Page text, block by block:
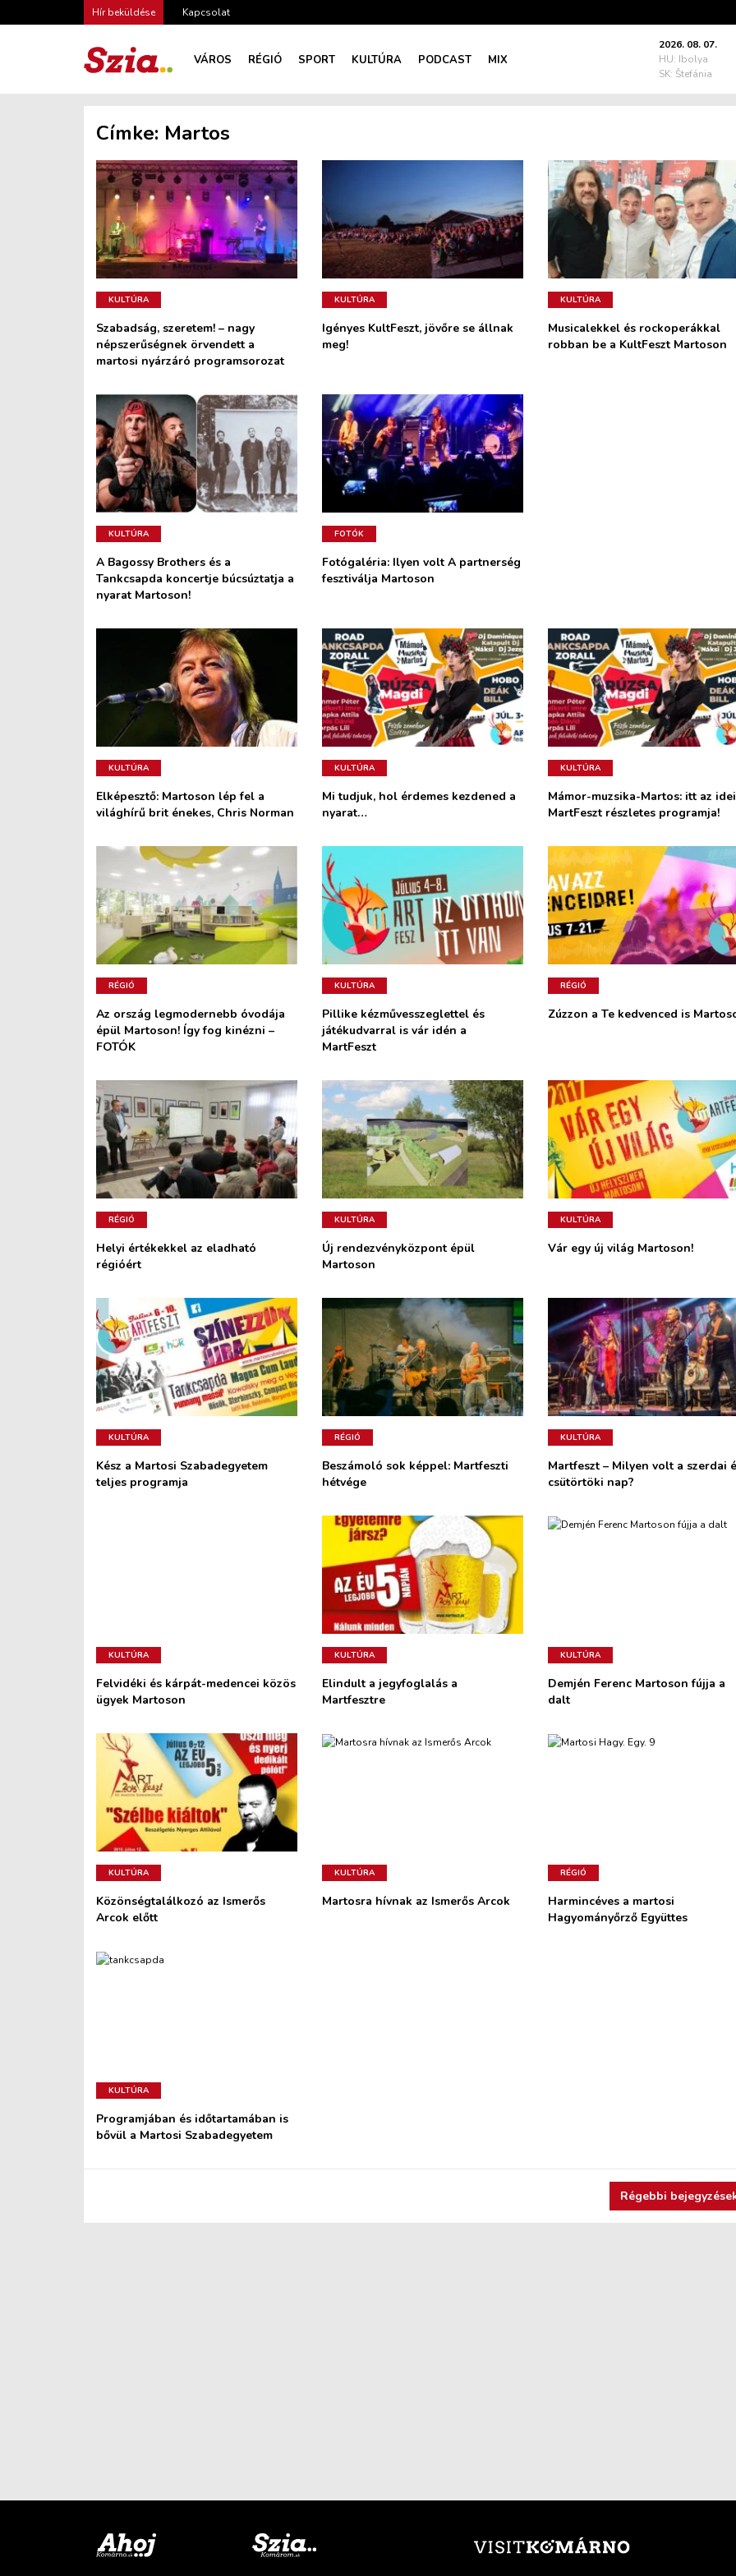
Hír beküldése Kapcsolat
VÁROS RÉGIÓ SPORT KULTÚRA PODCAST MIX
2026. 08. 07.
HU: Ibolya
SK: Štefánia
Címke: Martos
KULTÚRA
Szabadság, szeretem! – nagy
népszerűségnek örvendett a
martosi nyárzáró programsorozat
KULTÚRA
Igényes KultFeszt, jövőre se állnak
meg!
KULTÚRA
Musicalekkel és rockoperákkal
robban be a KultFeszt Martoson
KULTÚRA
A Bagossy Brothers és a
Tankcsapda koncertje búcsúztatja a
nyarat Martoson!
FOTÓK
Fotógaléria: Ilyen volt A partnerség
fesztiválja Martoson
KULTÚRA
Elképesztő: Martoson lép fel a
világhírű brit énekes, Chris Norman
KULTÚRA
Mi tudjuk, hol érdemes kezdened a
nyarat…
KULTÚRA
Mámor-muzsika-Martos: itt az idei
MartFeszt részletes programja!
RÉGIÓ
Az ország legmodernebb óvodája
épül Martoson! Így fog kinézni –
FOTÓK
KULTÚRA
Pillike kézművesszeglettel és
játékudvarral is vár idén a
MartFeszt
RÉGIÓ
Zúzzon a Te kedvenced is
RÉGIÓ
Helyi értékekkel az eladható
régióért
KULTÚRA
Új rendezvényközpont épül
Martoson
KULTÚRA
Vár egy új világ Martoson!
KULTÚRA
Kész a Martosi Szabadegyetem
teljes programja
RÉGIÓ
Beszámoló sok képpel: Martfeszti
hétvége
KULTÚRA
Martfeszt – Milyen volt a szerdai
csütörtöki nap?
KULTÚRA
Felvidéki és kárpát-medencei közös
ügyek Martoson
KULTÚRA
Elindult a jegyfoglalás a
Martfesztre
KULTÚRA
Demjén Ferenc Martoson fújja a
dalt
KULTÚRA
Közönségtalálkozó az Ismerős
Arcok előtt
KULTÚRA
Martosra hívnak az Ismerős Arcok
RÉGIÓ
Harmincéves a martosi
Hagyományőrző Együttes
KULTÚRA
Programjában és időtartamában is
bővül a Martosi Szabadegyetem
Régebbi